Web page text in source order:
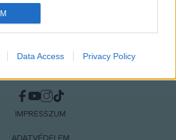
user data to be sent to
advertising purposes.
to send me
to enable storage
in apps.
Data Access Privacy Policy
NÉPI
IMPRESSZUM
ADATVÉDELEM